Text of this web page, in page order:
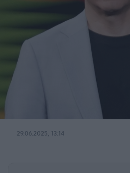
29.06.2025, 13:14